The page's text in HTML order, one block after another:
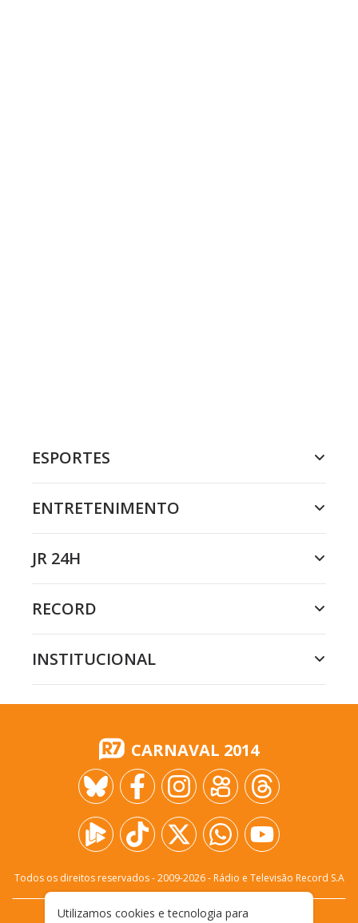
ESPORTES
ENTRETENIMENTO
JR 24H
RECORD
INSTITUCIONAL
CARNAVAL 2014
Todos os direitos reservados - 2009-2026- Rádio e Televisão Record S.A
Utilizamos cookies e tecnologia para